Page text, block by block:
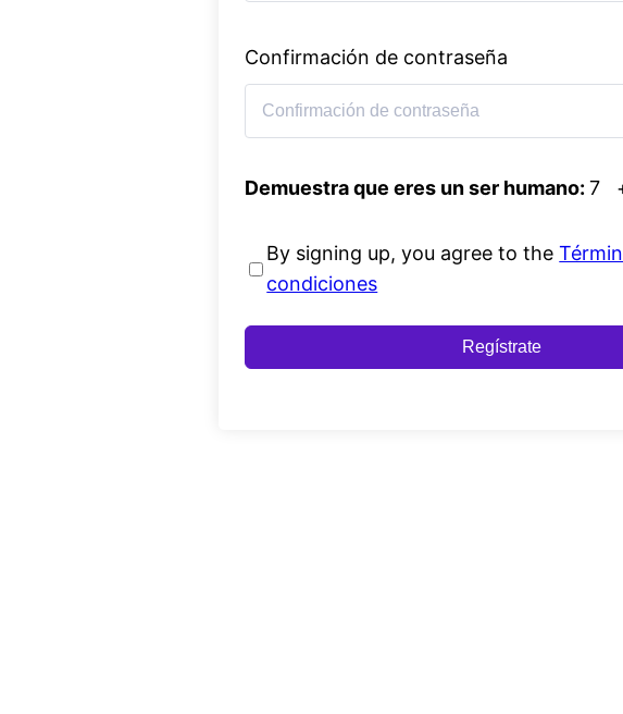
Confirmación de contraseña
Demuestra que eres un ser humano:7
By signing up, you agree to the
condiciones
Regístrate